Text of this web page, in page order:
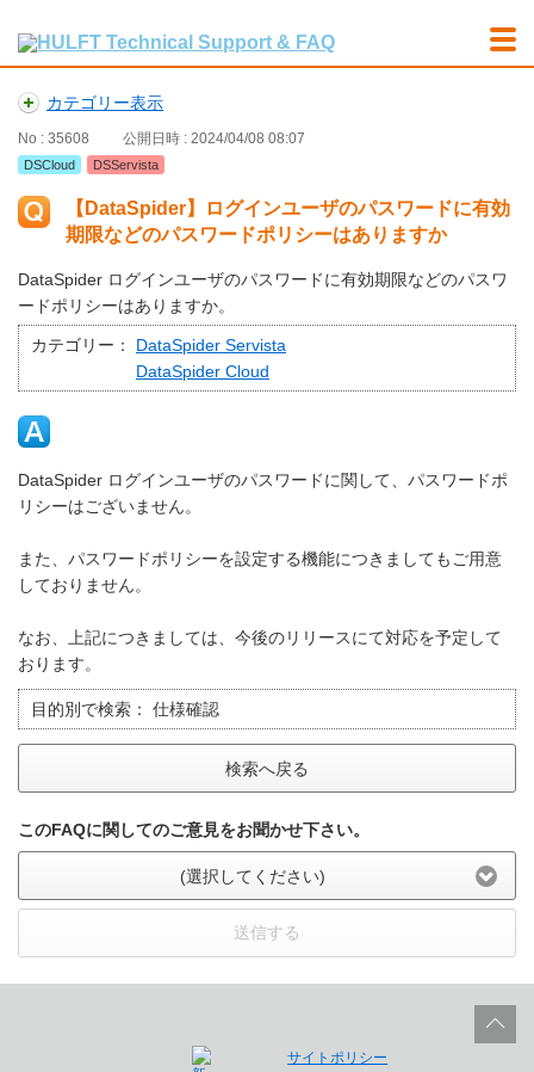
カテゴリー表示
No : 35608 公開日時 : 2024/04/08 08:07
DSCloud DSServista
【DataSpider】ログインユーザのパスワードに有効
期限などのパスワードポリシーはありますか
DataSpider ログインユーザのパスワードに有効期限などのパスワ
ードポリシーはありますか。
カテゴリー：
DataSpider Servista
DataSpider Cloud
DataSpider ログインユーザのパスワードに関して、パスワードポ
リシーはございません。
また、パスワードポリシーを設定する機能につきましてもご用意
しておりません。
なお、上記につきましては、今後のリリースにて対応を予定して
おります。
目的別で検索： 仕様確認
検索へ戻る
このFAQに関してのご意見をお聞かせ下さい。
(選択してください)
送信する
サイトポリシー